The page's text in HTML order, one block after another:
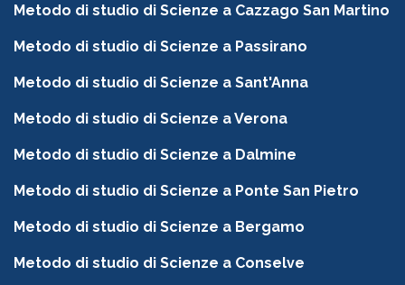
Metodo di studio di Scienze a Cazzago San Martino
Metodo di studio di Scienze a Passirano
Metodo di studio di Scienze a Sant'Anna
Metodo di studio di Scienze a Verona
Metodo di studio di Scienze a Dalmine
Metodo di studio di Scienze a Ponte San Pietro
Metodo di studio di Scienze a Bergamo
Metodo di studio di Scienze a Conselve